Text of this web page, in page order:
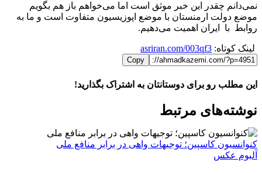
نمی‌دانم چقدر این خبر موثق است اما می‌خواهم باز هم بگویم
موضع دولت ارمنستان با موضع اپوزیسیون متفاوت است و ما به
روابط با ایران اهمیت می‌دهیم.
لینک کوتاه: asriran.com/003qf3
Copy
این مطلب رو برای دوستانتان به اشتراک بگذارید!
FacebookX
LinkedIn
WhatsApp
Telegram
ایمیل
نوشته‌‌های مرتبط
کنوانسیون کاسپین؛ توجیهات واهی در برابر منافع ملی
آلبوم عکس